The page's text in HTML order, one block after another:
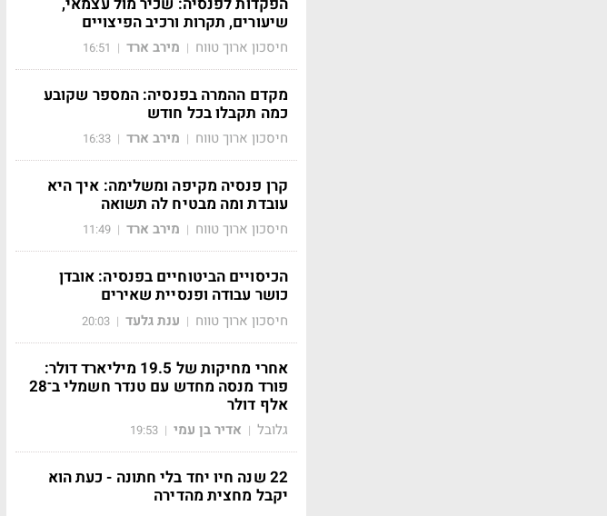
שיעורים, תקרות ורכיב הפיצויים
חיסכון ארוך טווח | מירב ארד |
16:51
מקדם ההמרה בפנסיה: המספר שקובע
כמה תקבלו בכל חודש
חיסכון ארוך טווח | מירב ארד |
16:33
קרן פנסיה מקיפה ומשלימה: איך היא
עובדת ומה מבטיח לה תשואה
חיסכון ארוך טווח | מירב ארד |
11:49
הכיסויים הביטוחיים בפנסיה: אובדן
כושר עבודה ופנסיית שאירים
חיסכון ארוך טווח | ענת גלעד |
20:03
אחרי מחיקות של 19.5 מיליארד דולר:
פורד מנסה מחדש עם טנדר חשמלי ב־28
אלף דולר
גלובל | אדיר בן עמי |
19:53
22 שנה חיו יחד בלי חתונה - כעת הוא
יקבל מחצית מהדירה